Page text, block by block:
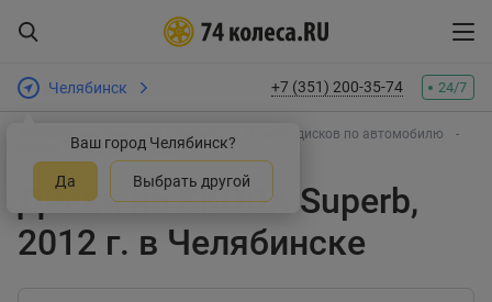
Челябинск
Ваш город Челябинск?
Да Выбрать другой
+7 (351) 200-35-74 24/7
Интернет-магазин шин и дисков
Подбор дисков по автомобилю
Superb 2012
Диски на SKODA Superb,
2012 г. в Челябинске